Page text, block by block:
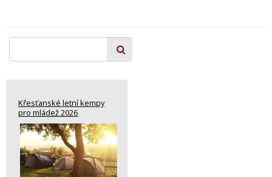
Křesťanské letní kempy
pro mládež 2026